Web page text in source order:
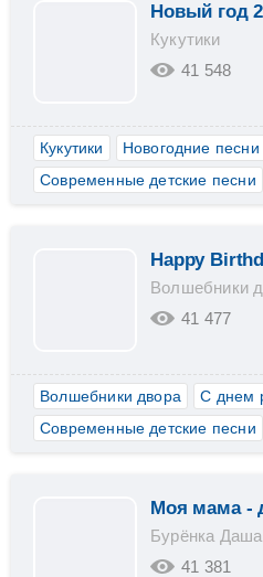
Новый год
Кукутики
41 548
Кукутики
Новогодние песни
Современные детские песни
Happy
Волшебники
41 477
Волшебники двора
С днем
Современные детские песни
Моя мама -
Бурёнка Даша
41 381